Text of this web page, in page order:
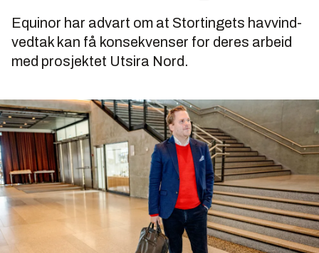
Equinor har advart om at Stortingets havvind-
vedtak kan få konsekvenser for deres arbeid
med prosjektet Utsira Nord.